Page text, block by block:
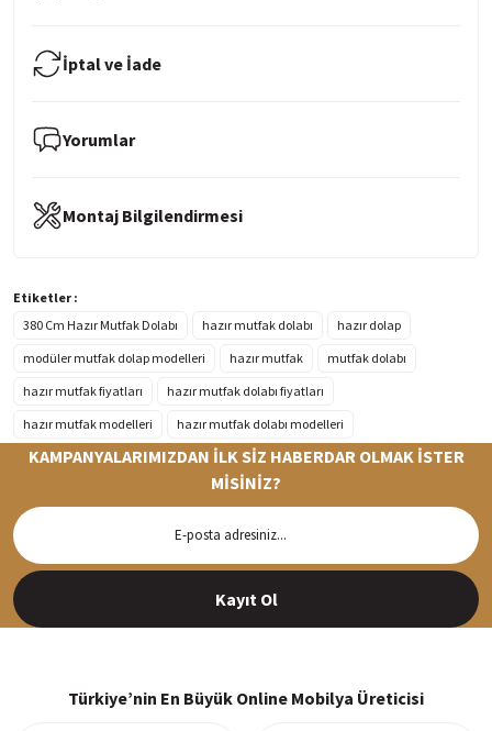
İptal ve İade
Yorumlar
Montaj Bilgilendirmesi
Etiketler :
380 Cm Hazır Mutfak Dolabı
hazır mutfak dolabı
hazır dolap
modüler mutfak dolap modelleri
hazır mutfak
mutfak dolabı
hazır mutfak fiyatları
hazır mutfak dolabı fiyatları
hazır mutfak modelleri
hazır mutfak dolabı modelleri
Siparişleriniz en kısa sürede hazırlanarak kargoya verilir
KAMPANYALARIMIZDAN İLK SİZ HABERDAR OLMAK İSTER
MİSİNİZ?
Kayıt Ol
Türkiye’nin En Büyük Online Mobilya Üreticisi